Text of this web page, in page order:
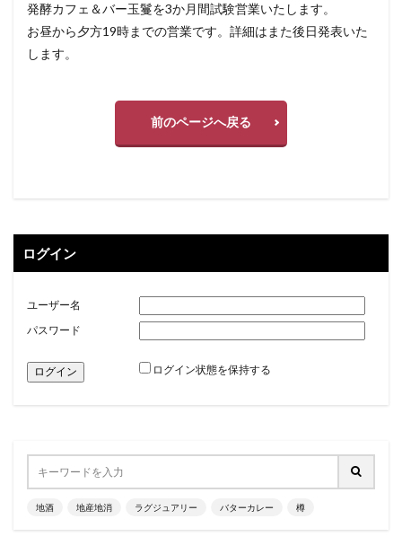
発酵カフェ＆バー玉鬘を3か月間試験営業いたします。
お昼から夕方19時までの営業です。詳細はまた後日発表いた
します。
前のページへ戻る
ログイン
ユーザー名
パスワード
ログイン状態を保持する
地酒 地産地消 ラグジュアリー バターカレー 樽